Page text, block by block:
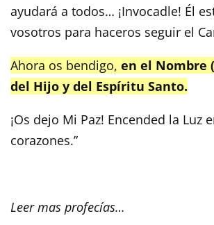
ayudará a todos… ¡Invocadle! Él
vosotros para haceros seguir el
Ahora os bendigo, en el Nombre
del Hijo y del Espíritu Santo.
¡Os dejo Mi Paz! Encended la Luz
corazones.”
Leer mas profecías…